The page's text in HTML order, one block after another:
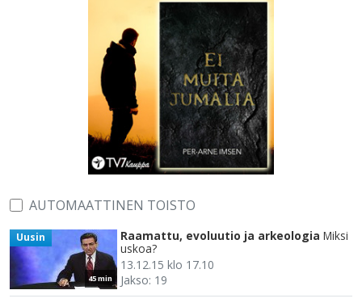
AUTOMAATTINEN TOISTO
45 min
Uusin Raamattu, evoluutio ja arkeologia Miksi
uskoa?
13.12.15 klo 17.10
Jakso: 19